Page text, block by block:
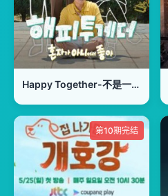
Happy Together-不是一个人真好
第10期完结